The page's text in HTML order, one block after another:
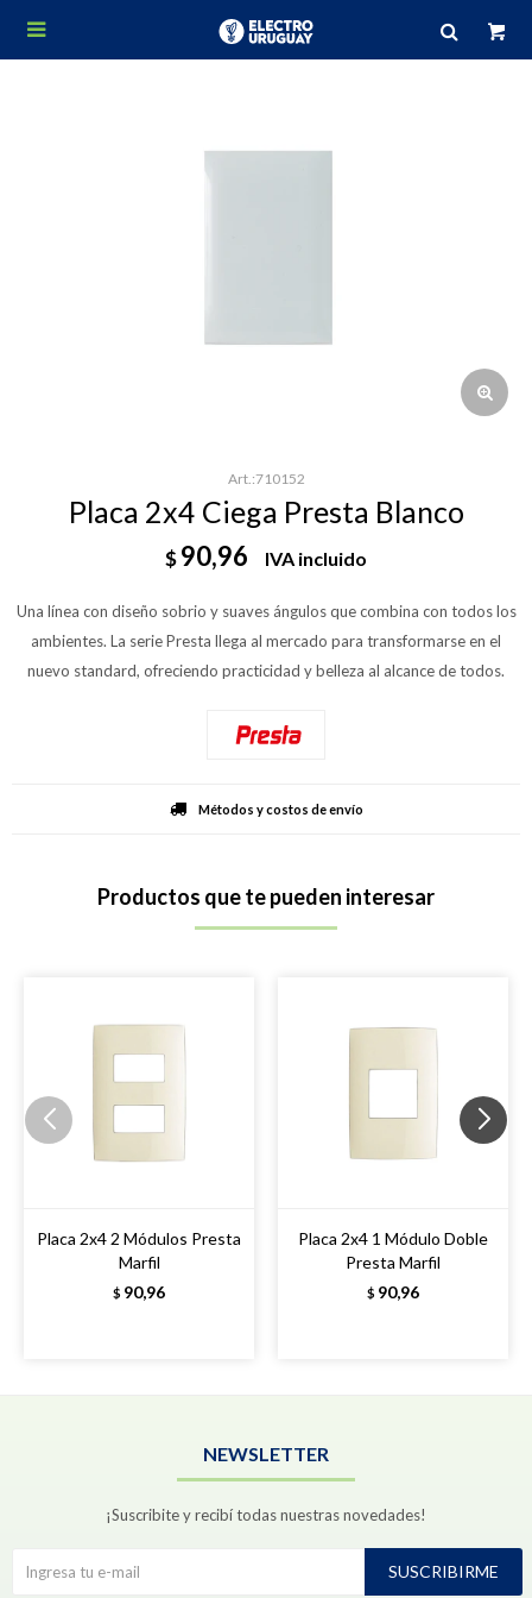

710152
Placa 2x4 Ciega Presta Blanco
$90,96 IVA incluido
Una línea con diseño sobrio y suaves ángulos que combina con todos los
ambientes. La serie Presta llega al mercado para transformarse en el
nuevo standard, ofreciendo practicidad y belleza al alcance de todos.
Métodos y costos de envío
Productos que te pueden interesar
Placa 2x4 2 Módulos Presta
Marfil
$ 90,96
Placa 2x4 1 Módulo Doble
Presta Marfil
$ 90,96
NEWSLETTER
¡Suscribite y recibí todas nuestras novedades!
SUSCRIBIRME